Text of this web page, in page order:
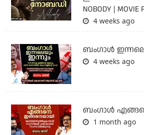
NOBODY | MOVIE
4 weeks ago
ബംഗാള്‍
4 weeks ago
ബം​ഗാൾ
1 month ago